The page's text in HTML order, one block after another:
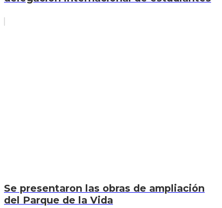
Se presentaron las obras de ampliación
del Parque de la Vida